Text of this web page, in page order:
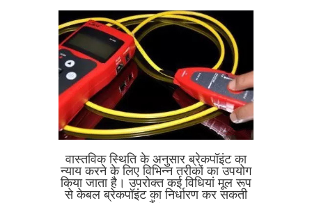
वास्तविक स्थिति के अनुसार ब्रेकपॉइंट का
न्याय करने के लिए विभिन्न तरीकों का उपयोग
किया जाता है। उपरोक्त कई विधियां मूल रूप
से केबल ब्रेकपॉइंट का निर्धारण कर सकती